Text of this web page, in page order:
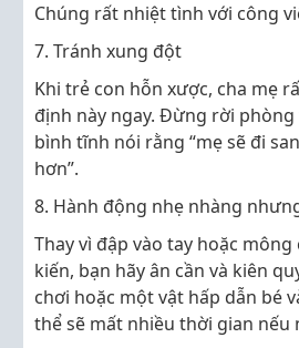
Chúng rất nhiệt tình với công
7. Tránh xung đột
Khi trẻ con hỗn xược, cha mẹ
định này ngay. Đừng rời
bình tĩnh nói rằng “mẹ sẽ đi
hơn”.
8. Hành động nhẹ nhàng
Thay vì đập vào tay hoặc
kiến, bạn hãy ân cần và kiên
chơi hoặc một vật hấp dẫn bé
thể sẽ mất nhiều thời gian nếu